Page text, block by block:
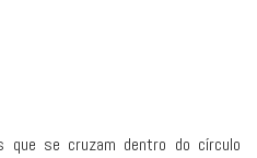
que se cruzam dentro do círculo